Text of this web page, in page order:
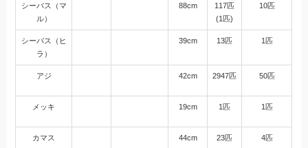
シーバス（マ
ル）
88cm
117匹
(1匹)
10匹
シーバス（ヒ
ラ）
39cm 13匹 1匹
アジ 42cm 2947匹 50匹
メッキ 19cm 1匹 1匹
カマス 44cm 23匹 4匹